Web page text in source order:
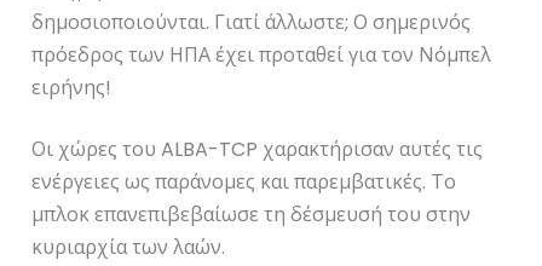
δημοσιοποιούνται. Γιατί άλλωστε; Ο σημερινός
πρόεδρος των ΗΠΑ έχει προταθεί για τον Νόμπελ
ειρήνης!
Οι χώρες του ALBA-TCP χαρακτήρισαν αυτές τις
ενέργειες ως παράνομες και παρεμβατικές. Το
μπλοκ επανεπιβεβαίωσε τη δέσμευσή του στην
κυριαρχία των λαών.